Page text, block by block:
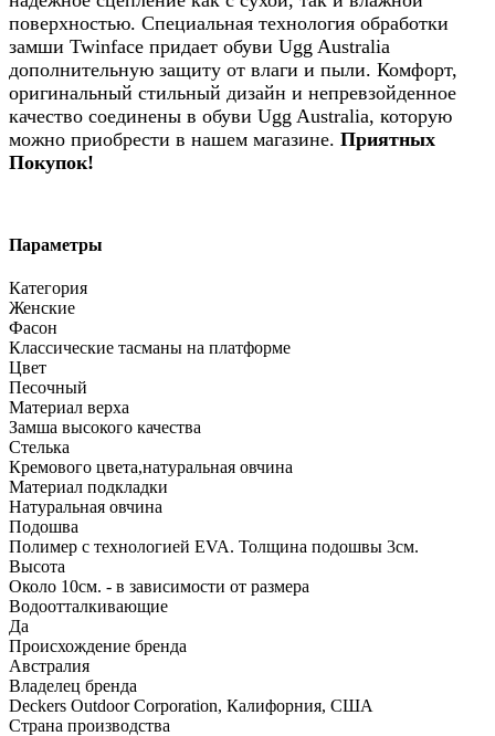
поверхностью. Специальная технология обработки
замши Twinface придает обуви Ugg Australia
дополнительную защиту от влаги и пыли. Комфорт,
оригинальный стильный дизайн и непревзойденное
качество соединены в обуви Ugg Australia, которую
можно приобрести в нашем магазине. Приятных
Покупок!
Параметры
Категория
Женские
Фасон
Классические тасманы на платформе
Цвет
Песочный
Материал верха
Замша высокого качества
Стелька
Кремового цвета,натуральная овчина
Материал подкладки
Натуральная овчина
Подошва
Полимер с технологией EVA. Толщина подошвы 3см.
Высота
Около 10см. - в зависимости от размера
Водоотталкивающие
Да
Происхождение бренда
Австралия
Владелец бренда
Deckers Outdoor Corporation, Калифорния, США
Страна производства